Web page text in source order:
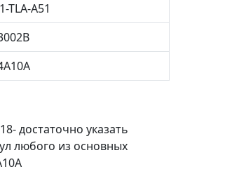
TLA-A51
достаточно указать
любого из основных